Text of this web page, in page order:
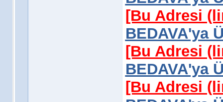
[Bu Adresi
BEDAVA'ya
[Bu Adresi
BEDAVA'ya
[Bu Adresi